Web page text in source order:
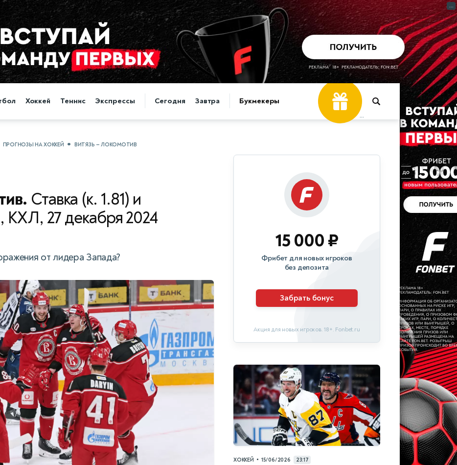
Хоккей Теннис Экспрессы Сегодня Завтра Букмекеры Фрибет
30 000 ₽
...
ПРОГНОЗЫ НА ХОККЕЙ ВИТЯЗЬ — ЛОКОМОТИВ
Ставка (к. 1.81) и
КХЛ, 27 декабря 2024
от лидера Запада?
15 000 ₽
Фрибет для новых игроков
без депозита
Забрать бонус
Акция для новых игроков. 18+. Fonbet.ru
ХОККЕЙ • 15/06/2026 23:17
...